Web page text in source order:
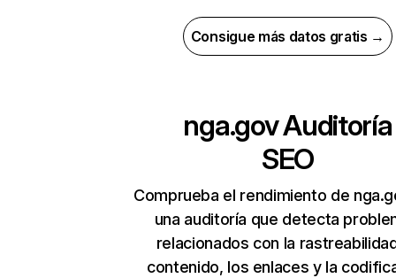
Consigue más datos gratis →
nga.govAuditoría
SEO
Comprueba el rendimiento de
una auditoría que detecta
relacionados con la
contenido, los enlaces y la